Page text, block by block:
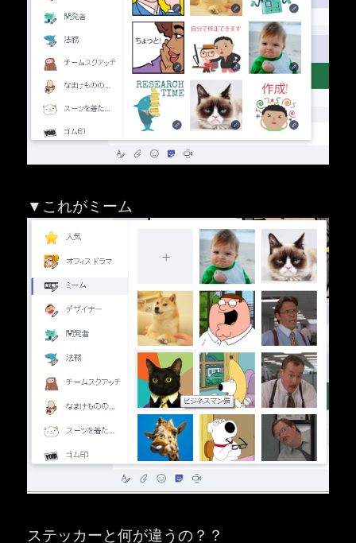
▼これがミーム
ステッカーと何が違うの？？